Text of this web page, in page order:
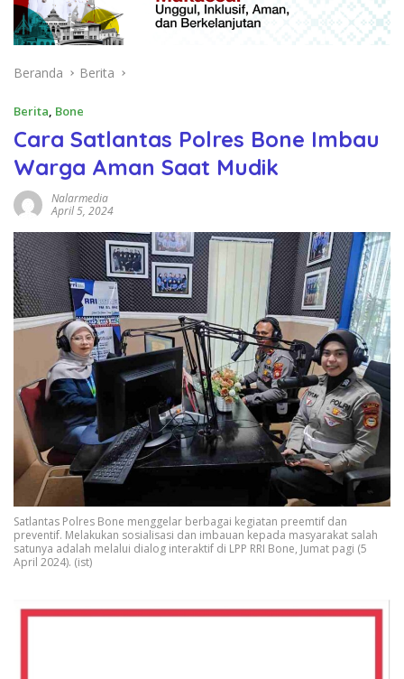
Beranda Berita
Berita, Bone
Cara Satlantas Polres Bone Imbau
Warga Aman Saat Mudik
Nalarmedia
April 5, 2024
Satlantas Polres Bone menggelar berbagai kegiatan preemtif dan
preventif. Melakukan sosialisasi dan imbauan kepada masyarakat salah
satunya adalah melalui dialog interaktif di LPP RRI Bone, Jumat pagi (5
April 2024). (ist)